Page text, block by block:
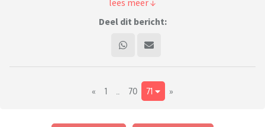
gebied van zwanger worden, zwanger zijn en zwanger
geweest zijn. Daarnaast ben ik zelf mama van drie kinderen
Ik hoop dat je ook gezellig komt praten hier over zwanger
worden, zwanger zijn en meer'.
Deel dit bericht:
« 1 70 71 »